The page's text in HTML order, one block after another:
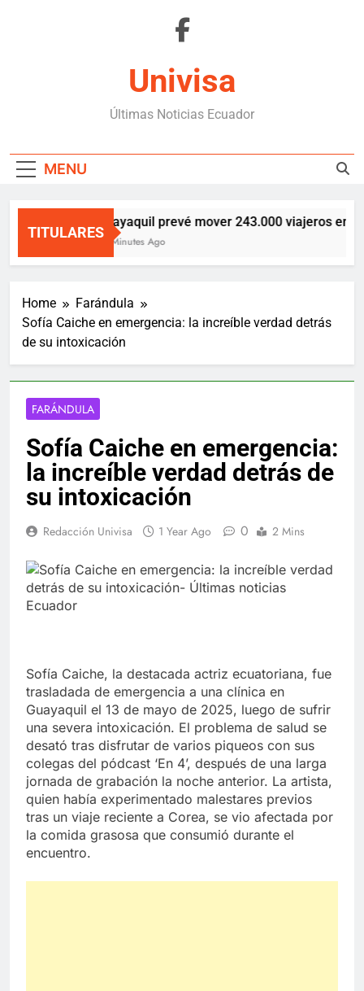
Univisa
Últimas Noticias Ecuador
MENU
TITULARES
Guayaquil prevé mover 243.000 viajeros en
23 Minutes Ago
Home
Farándula
Sofía Caiche en emergencia: la increíble verdad detrás
de su intoxicación
FARÁNDULA
Sofía Caiche en emergencia:
la increíble verdad detrás de
su intoxicación
Redacción Univisa 1 Year Ago 0 2 Mins
Sofía Caiche, la destacada actriz ecuatoriana, fue
trasladada de emergencia a una clínica en
Guayaquil el 13 de mayo de 2025, luego de sufrir
una severa intoxicación. El problema de salud se
desató tras disfrutar de varios piqueos con sus
colegas del pódcast ‘En 4’, después de una larga
jornada de grabación la noche anterior. La artista,
quien había experimentado malestares previos
tras un viaje reciente a Corea, se vio afectada por
la comida grasosa que consumió durante el
encuentro.